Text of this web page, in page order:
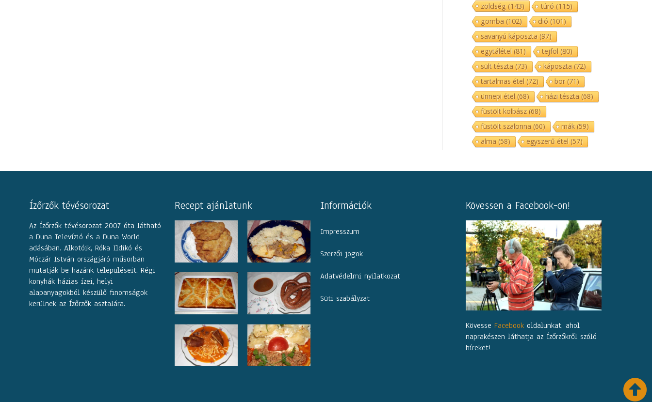
zöldség(143) túró (115)
gomba (102) dió (101)
savanyú káposzta (97)
egytálétel (81) tejföl (80)
sült tészta (73) káposzta (72)
tartalmas étel (72) bor(71)
ünnepi étel (68) házi tészta (68)
füstölt kolbász(68)
füstölt szalonna (60) mák(59)
alma (58) egyszerű étel (57)
Ízőrzők tévésorozat
Az Ízőrzők tévésorozat 2007 óta látható
a Duna Televízió és a Duna World
adásában. Alkotóik, Róka Ildikó és
Móczár István országjáró műsorban
mutatják be hazánk településeit. Régi
konyhák házias ízei, helyi
alapanyagokból készülő finomságok
kerülnek az Ízőrzők asztalára.
Recept ajánlatunk Információk
Impresszum
Szerzői jogok
Adatvédelmi nyilatkozat
Süti szabályzat
Kövessen a Facebook-on!
Kövesse Facebook oldalunkat, ahol
naprakészen láthatja az Ízőrzőkről szóló
híreket!